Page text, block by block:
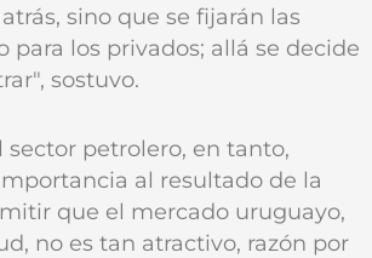
sino que se fijarán las
para los privados; allá se decide
sostuvo.
sector petrolero, en tanto,
al resultado de la
que el mercado uruguayo,
no es tan atractivo, razón por